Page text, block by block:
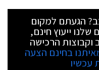
הגעתם למקום
ייעוץ חינם,
וקבוצות הרכישה
בחינם הצעה
עכשיו